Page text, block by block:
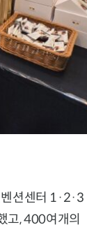
션센터 1·2·3
고, 400여개의